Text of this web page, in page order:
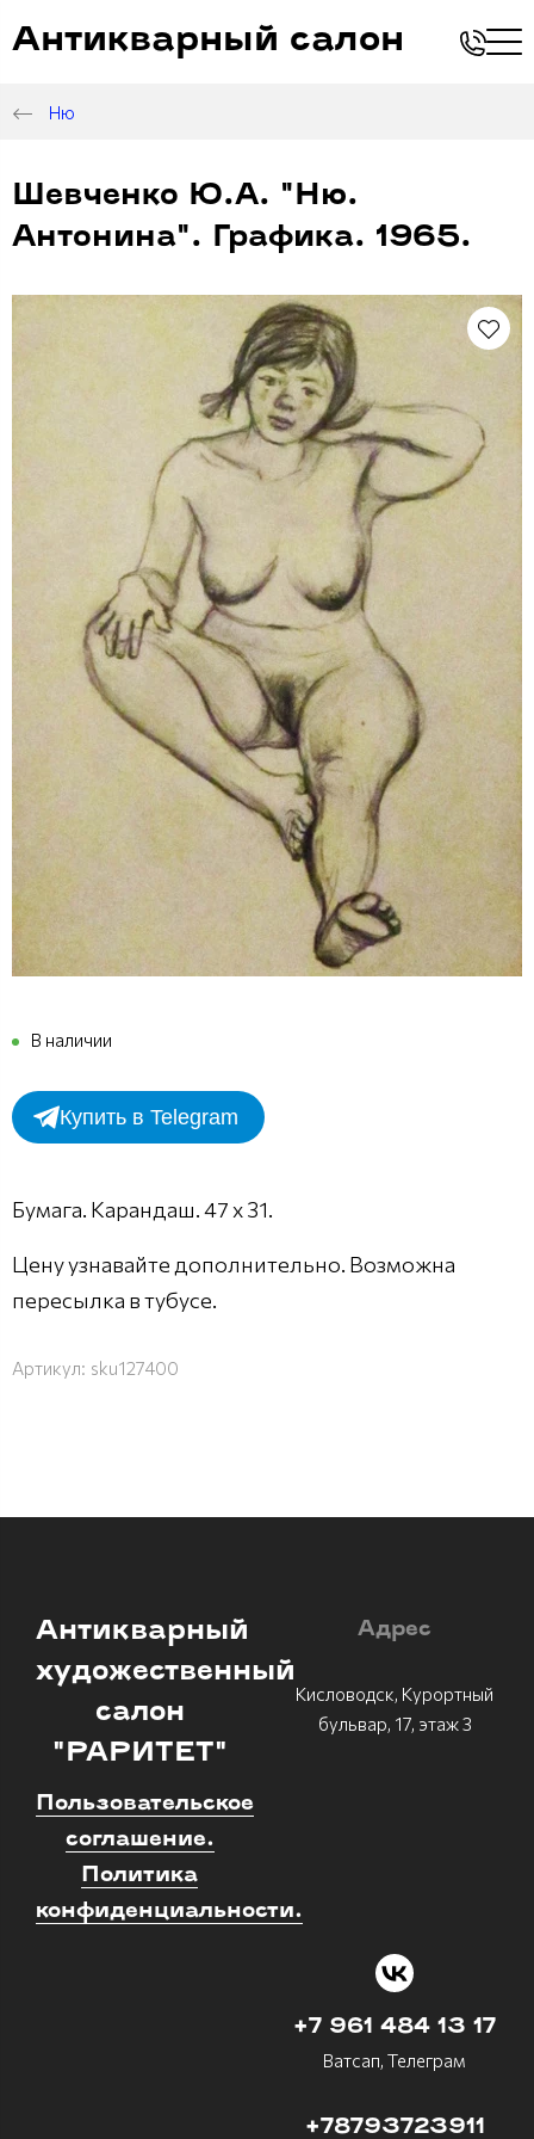
Антикварный салон
Ню
Шевченко Ю.А. "Ню.
Антонина". Графика. 1965.
В наличии
Купить в Telegram
Бумага. Карандаш. 47 х 31.
Цену узнавайте дополнительно. Возможна
пересылка в тубусе.
Артикул: sku127400
Антикварный
художественный
салон
"РАРИТЕТ"
Пользовательское
соглашение.
Политика
конфиденциальности.
Адрес
Кисловодск, Курортный
бульвар, 17, этаж 3
+7 961 484 13 17
Ватсап, Телеграм
+78793723911